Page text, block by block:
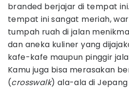
branded berjajar di tempat
tempat ini sangat meriah,
tumpah ruah di jalan
dan aneka kuliner yang
kafe-kafe maupun pinggir
Kamu juga bisa merasakan
(crosswalk) ala-ala di Jepang